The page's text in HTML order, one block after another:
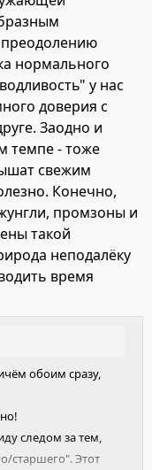
нормального
у нас
доверия с
Заодно и
темпе - тоже
свежим
Конечно,
промзоны и
такой
неподалёку
время
обоим сразу,
следом за тем,
старшего". Этот